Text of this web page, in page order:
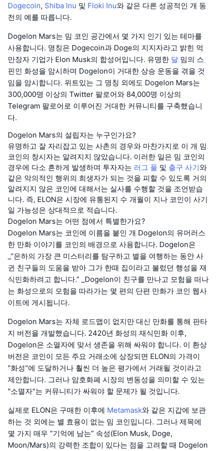
Dogecoin, Shiba Inu 및 Floki Inu와 같은 다른 성공적인 개 동
전의 예를 따릅니다.
Dogelon Mars는 밈 코인 공간에서 몇 가지 인기 있는 테마를
사용합니다. 명칭은 Dogecoin과 Doge의 지지자라고 밝힌 억
만장자 기업가 Elon Musk의 합성어입니다. 유명한 달 밈의 스
핀인 화성을 암시하며 Dogelon이 거대한 상승 운동을 겪을 것
임을 암시합니다. 위트있는 그 명칭 외에도 Dogelon Mars는
300,000명 이상의 Twitter 팔로어와 84,000명 이상의
Telegram 팔로어로 이루어진 거대한 커뮤니티를 구축했습니
다.
Dogelon Mars의 설립자는 누구인가요?
유명하고 잘 자리잡고 있는 사촌의 경우와 마찬가지로 이 개 밈
코인의 창시자는 알려지지 않았습니다. 이러한 일은 밈 코인의
경우에 다소 흔하게 발생하며 투자자는 러그 풀 및 출구 사기와
같은 악의적인 행위의 희생자가 되는 것을 피할 수 있도록 거의
알려지지 않은 코인에 대해서는 실사를 수행할 것을 조언받습
니다. 즉, ELON은 시장에 유통된지 수 개월이 지나 코인이 사기
일 가능성은 상대적으로 적습니다.
Dogelon Mars는 어떤 점에서 특별한가요?
Dogelon Mars는 코인에 이름을 붙인 개 Dogelon의 유머러스
한 만화 이야기를 코인의 배경으로 사용합니다. Dogelon은
_“은하의 가장 큰 미스터리를 탐구하고 별을 여행하는 동안 사
귄 친구들의 도움을 받아 그가 한때 집이라고 불렀던 행성을 재
식민화하려고 합니다.” _Dogelon이 친구를 만나고 모험을 떠나
는 화성으로의 모험을 따라가는 몇 편의 단편 만화가 코인 웹사
이트에 게시됩니다.
Dogelon Mars는 자체 로드맵이 없지만 대신 만화를 통해 판타
지 버전을 개발했습니다. 2420년 화성의 재식민화 이후,
Dogelon은 소멸자에 맞서 생존을 위해 싸워야 합니다. 이 환상
버전은 코인이 모든 주요 거래소에 상장되면 ELON의 가격이
"화성"에 도달하거나 훨씬 더 높은 평가에서 거래될 것이라고
제안합니다. 그러나 암호화폐 시장의 변동성을 의미할 수 있는
"소멸자"는 커뮤니티가 싸워야 할 문제가 될 것입니다.
실제로 ELON은 구매한 이후에 Metamask와 같은 지갑에 보관
하는 것 외에는 별 효용이 없는 밈 코인입니다. 그러나 제목에
몇 가지 매우 “기억에 남는” 속성(Elon Musk, Doge,
Moon/Mars)의 강력한 조합이 있다는 점을 고려할 때 Dogelon